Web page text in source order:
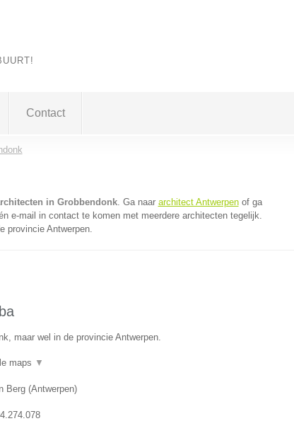
Contact
in Grobbendonk. Ga naar architect Antwerpenof ga
e-mail in contact te komen met meerdere architecten tegelijk.
provincie Antwerpen.
maar wel in de provincie Antwerpen.
maps ▼
Berg(Antwerpen)